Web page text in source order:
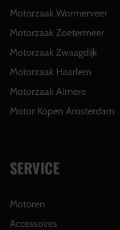
Motorzaak Wormerveer
Motorzaak Zoetermeer
Motorzaak Zwaagdijk
Motorzaak Haarlem
Motorzaak Almere
Motor Kopen Amsterdam
SERVICE
Motoren
Accessoires